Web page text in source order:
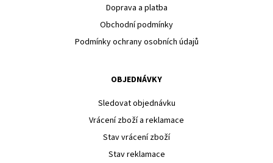
Doprava a platba
Obchodní podmínky
Podmínky ochrany osobních údajů
OBJEDNÁVKY
Sledovat objednávku
Vrácení zboží a reklamace
Stav vrácení zboží
Stav reklamace